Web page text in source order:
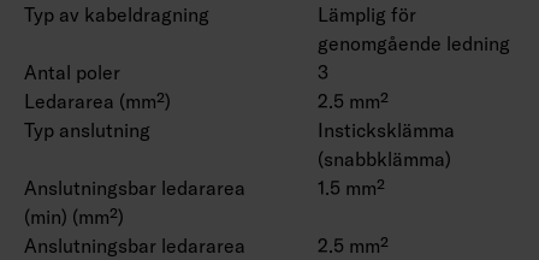
Typ av kabeldragning
Lämplig för
genomgående ledning
Antal poler
3
Ledararea (mm²)
2.5 mm²
Typ anslutning
Insticksklämma
(snabbklämma)
Anslutningsbar ledararea
(min) (mm²)
1.5 mm²
Anslutningsbar ledararea
2.5 mm²